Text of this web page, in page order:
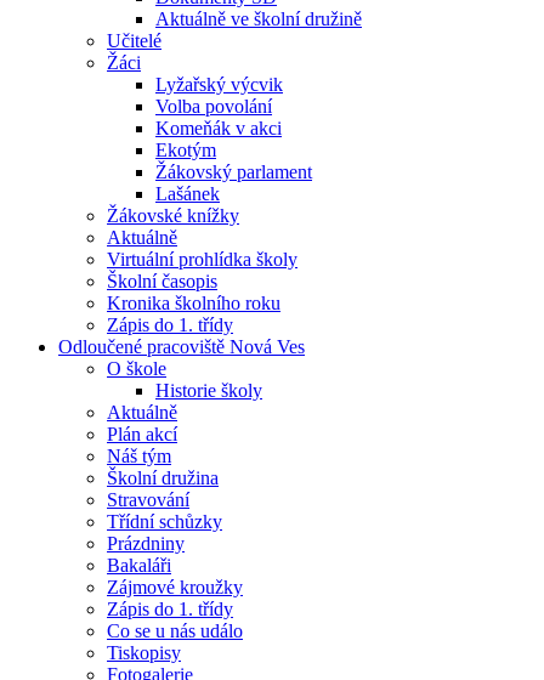
Aktuálně ve školní družině
Učitelé
Žáci
Lyžařský výcvik
Volba povolání
Komeňák v akci
Ekotým
Žákovský parlament
Lašánek
Žákovské knížky
Aktuálně
Virtuální prohlídka školy
Školní časopis
Kronika školního roku
Zápis do 1. třídy
Odloučené pracoviště Nová Ves
O škole
Historie školy
Aktuálně
Plán akcí
Náš tým
Školní družina
Stravování
Třídní schůzky
Prázdniny
Bakaláři
Zájmové kroužky
Zápis do 1. třídy
Co se u nás událo
Tiskopisy
Fotogalerie